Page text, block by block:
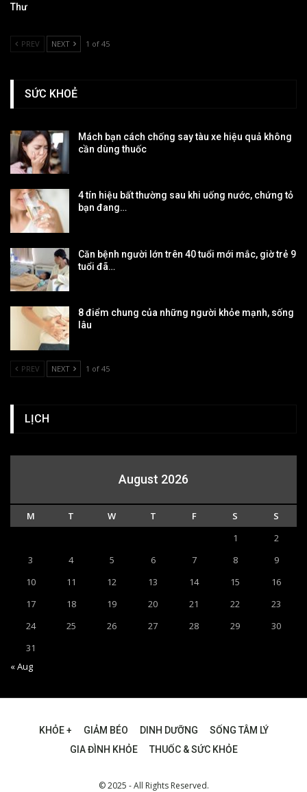
Thư
PREV NEXT 1 of 45
SỨC KHOẺ
Mách bạn cách chống say tàu xe hiệu quả không
cần dùng thuốc
4 tín hiệu bất thường sau khi uống nước, chứng tỏ
bạn đang…
Căn bệnh người lớn trên 40 tuổi mới mắc, giờ trẻ 9
tuổi đã…
8 điểm chung của những người khỏe mạnh, sống
lâu
PREV NEXT 1 of 45
LỊCH
August 2026
M T W T F S
S
1
2
3
4 5 6 7 8
9
10
11 12 13 14 15
16
17
18 19 20 21 22
23
24
25 26 27 28 29
30
31
« Aug
KHỎE + GIẢM BÉO DINH DƯỠNG
SỐNG TÂM LÝ
GIA ĐÌNH KHỎE
THUỐC & SỨC KHỎE
© 2025 - All Rights Reserved.